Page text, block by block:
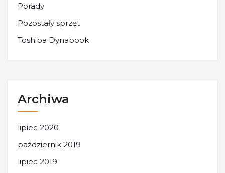
Porady
Pozostały sprzęt
Toshiba Dynabook
Archiwa
lipiec 2020
październik 2019
lipiec 2019